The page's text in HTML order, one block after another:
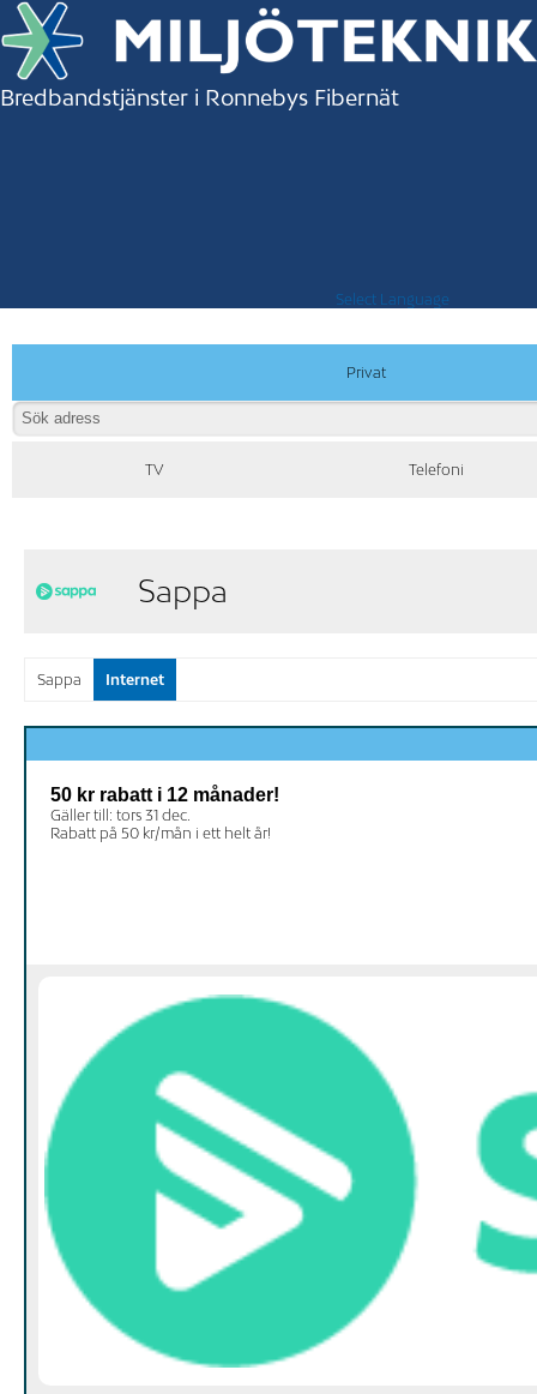
Bredbandstjänster i Ronnebys Fibernät
Select Language
Privat
TV Telefoni
Sappa
Sappa Internet
50 kr rabatt i 12 månader!
Gäller till: tors 31 dec.
Rabatt på 50 kr/mån i ett helt år!